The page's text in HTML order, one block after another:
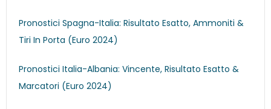
Pronostici Spagna-Italia: Risultato Esatto, Ammoniti &
Tiri In Porta (Euro 2024)
Pronostici Italia-Albania: Vincente, Risultato Esatto &
Marcatori (Euro 2024)